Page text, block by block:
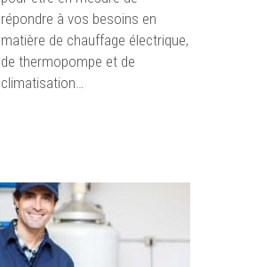
répondre à vos besoins en
matière de chauffage électrique,
de thermopompe et de
climatisation…